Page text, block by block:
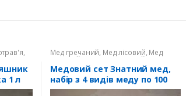
,
1 л
Мед гречаний, Мед лісовий, Мед
липовий Мед натуральний, Мед
різнотрав'я ,Мед соняшниковий ,
Подарунки, набори
Медовий сет Знатний мед,
набір з 4 видів меду по 100
мл